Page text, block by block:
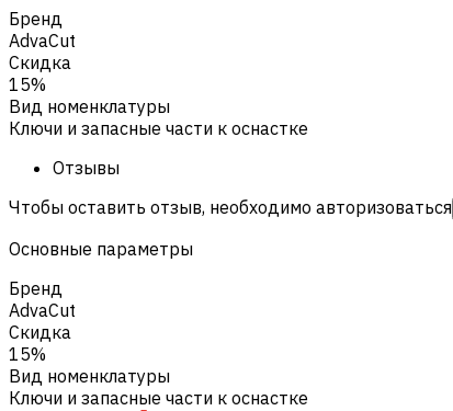
Бренд
AdvaCut
Скидка
15%
Вид номенклатуры
Ключи и запасные части к оснастке
Отзывы
Чтобы оставить отзыв, необходимо авторизоваться
Основные параметры
Бренд
AdvaCut
Скидка
15%
Вид номенклатуры
Ключи и запасные части к оснастке